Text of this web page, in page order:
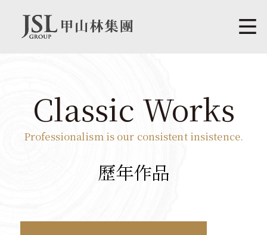
Professionalism is our consistent insistence.
Classic Works
歷年作品